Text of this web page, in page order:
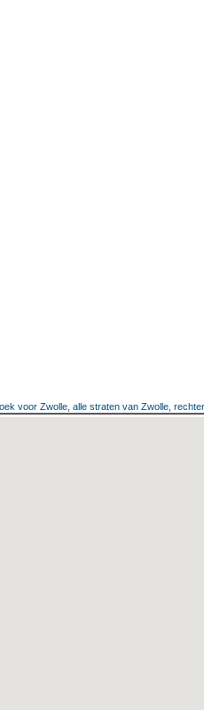
voor Zwolle, alle straten van Zwolle,